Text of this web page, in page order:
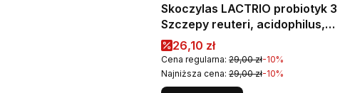
Skoczylas LACTRIO probiotyk 3
Szczepy reuteri, acidophilus,
rhamnosus - 10 ml w kroplach 40
porcji Wspiera prawidłowe
funkcjonowanie jelit
Cena promocyjna
26,10 zł
Cena regularna: 29,00 zł-10%
Najniższa cena: 29,00 zł-10%